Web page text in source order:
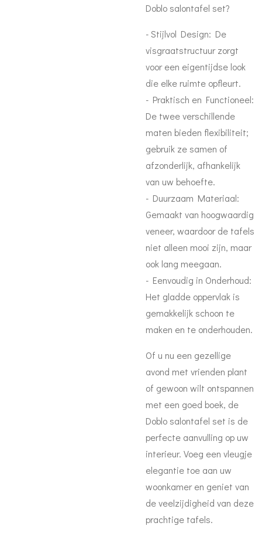
Doblo salontafel set?
- Stijlvol Design: De
visgraatstructuur zorgt
voor een eigentijdse look
die elke ruimte opfleurt.
- Praktisch en Functioneel:
De twee verschillende
maten bieden flexibiliteit;
gebruik ze samen of
afzonderlijk, afhankelijk
van uw behoefte.
- Duurzaam Materiaal:
Gemaakt van hoogwaardig
veneer, waardoor de tafels
niet alleen mooi zijn, maar
ook lang meegaan.
- Eenvoudig in Onderhoud:
Het gladde oppervlak is
gemakkelijk schoon te
maken en te onderhouden.
Of u nu een gezellige
avond met vrienden plant
of gewoon wilt ontspannen
met een goed boek, de
Doblo salontafel set is de
perfecte aanvulling op uw
interieur. Voeg een vleugje
elegantie toe aan uw
woonkamer en geniet van
de veelzijdigheid van deze
prachtige tafels.